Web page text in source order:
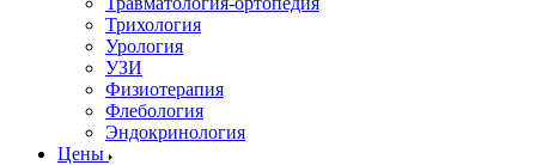
Трихология
Урология
УЗИ
Физиотерапия
Флебология
Эндокринология
Цены